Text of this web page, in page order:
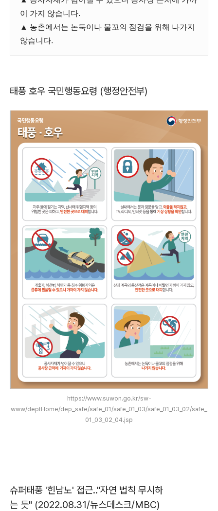
이 가지 않습니다.
▲ 농촌에서는 논둑이나 물꼬의 점검을 위해 나가지
않습니다.
태풍 호우 국민행동요령 (행정안전부)
https://www.suwon.go.kr/sw-
www/deptHome/dep_safe/safe_01/safe_01_03/safe_01_03_02/safe_
01_03_02_04.jsp
슈퍼태풍 '힌남노' 접근‥"자연 법칙 무시하
는 듯" (2022.08.31/뉴스데스크/MBC)